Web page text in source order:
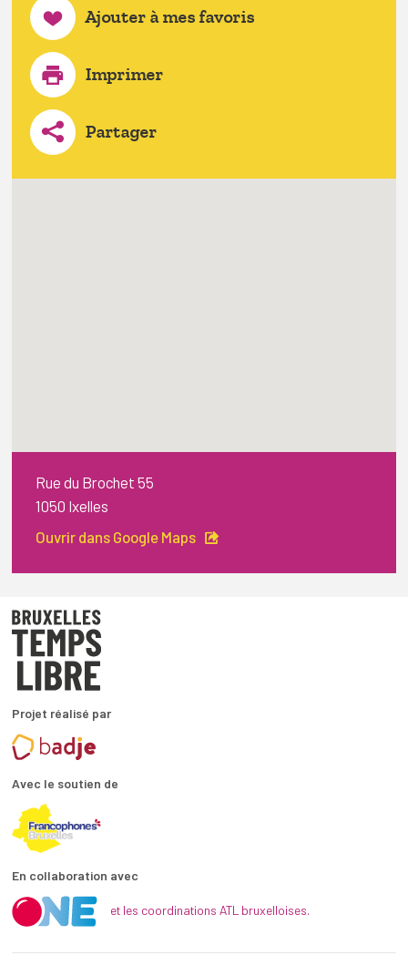
Ajouter à mes favoris
Imprimer
Partager
Rue du Brochet 55
1050 Ixelles
Ouvrir dans Google Maps
Projet réalisé par
Avec le soutien de
En collaboration avec
et les coordinations ATL bruxelloises.